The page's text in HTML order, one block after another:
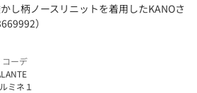
し柄ノースリニットを着用したKANOさ
）
ーデ
ミネ１